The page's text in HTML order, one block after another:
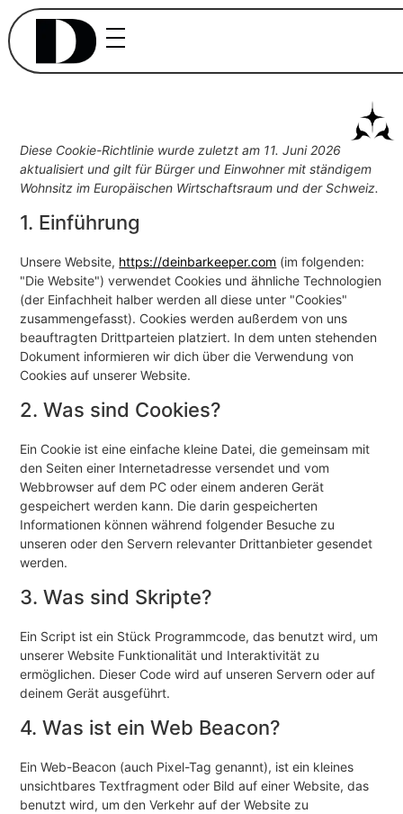
Diese Cookie-Richtlinie wurde zuletzt am 11. Juni 2026
aktualisiert und gilt für Bürger und Einwohner mit ständigem
Wohnsitz im Europäischen Wirtschaftsraum und der Schweiz.
1. Einführung
Unsere Website, https://deinbarkeeper.com (im folgenden:
"Die Website") verwendet Cookies und ähnliche Technologien
(der Einfachheit halber werden all diese unter "Cookies"
zusammengefasst). Cookies werden außerdem von uns
beauftragten Drittparteien platziert. In dem unten stehenden
Dokument informieren wir dich über die Verwendung von
Cookies auf unserer Website.
2. Was sind Cookies?
Ein Cookie ist eine einfache kleine Datei, die gemeinsam mit
den Seiten einer Internetadresse versendet und vom
Webbrowser auf dem PC oder einem anderen Gerät
gespeichert werden kann. Die darin gespeicherten
Informationen können während folgender Besuche zu
unseren oder den Servern relevanter Drittanbieter gesendet
werden.
3. Was sind Skripte?
Ein Script ist ein Stück Programmcode, das benutzt wird, um
unserer Website Funktionalität und Interaktivität zu
ermöglichen. Dieser Code wird auf unseren Servern oder auf
deinem Gerät ausgeführt.
4. Was ist ein Web Beacon?
Ein Web-Beacon (auch Pixel-Tag genannt), ist ein kleines
unsichtbares Textfragment oder Bild auf einer Website, das
benutzt wird, um den Verkehr auf der Website zu